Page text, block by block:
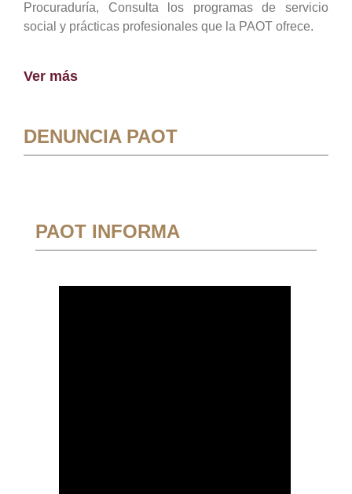
Procuraduría, Consulta los programas de servicio
social y prácticas profesionales que la PAOT ofrece.
Ver más
DENUNCIA PAOT
PAOT INFORMA